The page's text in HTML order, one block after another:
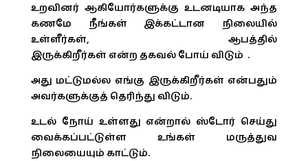
உறவினர் ஆகியோர்களுக்கு உடனடியாக அந்த
கணமே நீங்கள் இக்கட்டான நிலையில்
உள்ளீர்கள், ஆபத்தில்
இருக்கிறீர்கள் என்ற தகவல் போய் விடும் .
அது மட்டுமல்ல எங்கு இருக்கிறீர்கள் என்பதும்
அவர்களுக்குத் தெரிந்து விடும்.
உடல் நோய் உள்ளது என்றால் ஸ்டோர் செய்து
வைக்கப்பட்டுள்ள உங்கள் மருத்துவ
நிலையையும் காட்டும்.